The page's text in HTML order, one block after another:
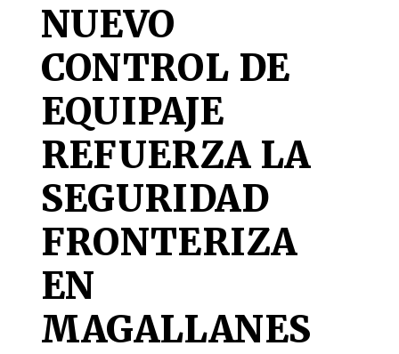
NUEVO
CONTROL DE
EQUIPAJE
REFUERZA LA
SEGURIDAD
FRONTERIZA
EN
MAGALLANES